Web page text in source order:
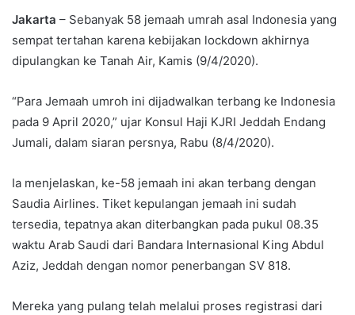
Jakarta – Sebanyak 58 jemaah umrah asal Indonesia yang
sempat tertahan karena kebijakan lockdown akhirnya
dipulangkan ke Tanah Air, Kamis (9/4/2020).
“Para Jemaah umroh ini dijadwalkan terbang ke Indonesia
pada 9 April 2020,” ujar Konsul Haji KJRI Jeddah Endang
Jumali, dalam siaran persnya, Rabu (8/4/2020).
Ia menjelaskan, ke-58 jemaah ini akan terbang dengan
Saudia Airlines. Tiket kepulangan jemaah ini sudah
tersedia, tepatnya akan diterbangkan pada pukul 08.35
waktu Arab Saudi dari Bandara Internasional King Abdul
Aziz, Jeddah dengan nomor penerbangan SV 818.
Mereka yang pulang telah melalui proses registrasi dari